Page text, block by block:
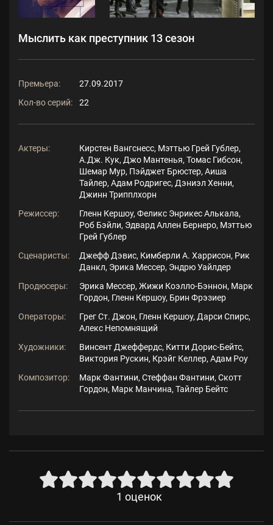
Мыслить как преступник 13 сезон
Премьера:
27.09.2017
Кол-во серий:
22
Актеры:
Кирстен Вангснесс, Мэттью Грей Гублер,
А.Дж. Кук, Джо Мантенья, Томас Гибсон,
Шемар Мур, Пэйджет Брюстер, Аиша
Тайлер, Адам Родригес, Дэниэл Хенни,
Джинн Трипплхорн
Режиссер:
Гленн Кершоу, Феликс Энрикес Алькала,
Роб Бэйли, Эдвард Аллен Бернеро, Мэттью
Грей Гублер
Сценаристы:
Джефф Дэвис, Кимберли А. Харрисон, Рик
Данкл, Эрика Мессер, Эндрю Уайлдер
Продюсеры:
Эрика Мессер, Жижи Коэлло-Бэннон, Марк
Гордон, Гленн Кершоу, Брин Фрэзиер
Операторы:
Грег Ст. Джон, Гленн Кершоу, Дарси Спирс,
Алекс Непомнящий
Художники:
Винсент Джеффердс, Китти Дорис-Бейтс,
Виктория Рускин, Крэйг Келлер, Адам Роу
Композитор:
Марк Фантини, Стеффан Фантини, Скотт
Гордон, Марк Манчина, Тайлер Бейтс
1 оценок